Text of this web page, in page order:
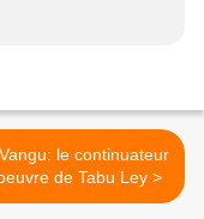
le continuateur
de l'oeuvre de Tabu Ley >